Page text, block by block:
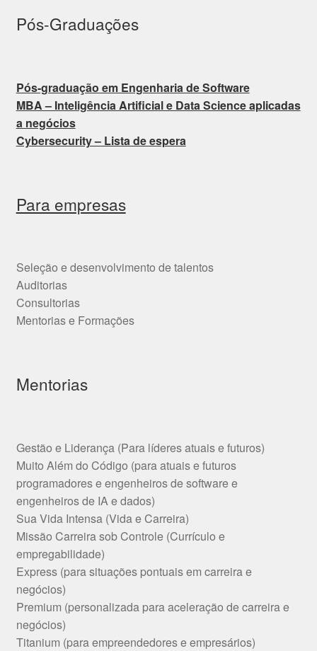
Pós-Graduações
Pós-graduação em Engenharia de Software
MBA – Inteligência Artificial e Data Science aplicadas
a negócios
Cybersecurity – Lista de espera
Para empresas
Seleção e desenvolvimento de talentos
Auditorias
Consultorias
Mentorias e Formações
Mentorias
Gestão e Liderança (Para líderes atuais e futuros)
Muito Além do Código (para atuais e futuros
programadores e engenheiros de software e
engenheiros de IA e dados)
Sua Vida Intensa (Vida e Carreira)
Missão Carreira sob Controle (Currículo e
empregabilidade)
Express (para situações pontuais em carreira e
negócios)
Premium (personalizada para aceleração de carreira e
negócios)
Titanium (para empreendedores e empresários)